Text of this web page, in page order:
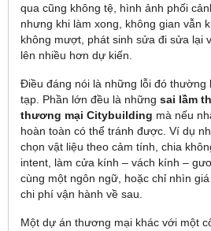
qua cũng không tệ, hình ảnh phối
nhưng khi làm xong, không gian vẫn
không mượt, phát sinh sửa đi sửa lại
lên nhiều hơn dự kiến.
Điều đáng nói là những lỗi đó thường
tạp. Phần lớn đều là những sai lầm
thương mại Citybuilding mà nếu
hoàn toàn có thể tránh được. Ví dụ
chọn vật liệu theo cảm tính, chia
intent, làm cửa kính – vách kính –
cùng một ngôn ngữ, hoặc chỉ nhìn
chi phí vận hành về sau.
Một dự án thương mại khác với một